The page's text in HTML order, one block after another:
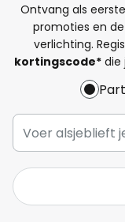
Ontvang als
promoties en
verlichting.
kortingscode*die